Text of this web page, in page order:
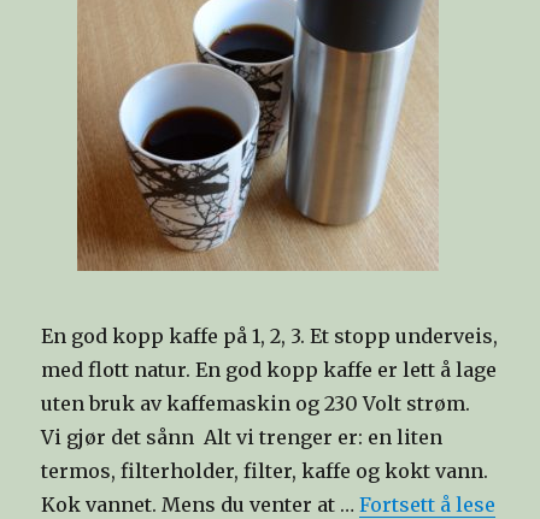
En god kopp kaffe på 1, 2, 3. Et stopp underveis,
med flott natur. En god kopp kaffe er lett å lage
uten bruk av kaffemaskin og 230 Volt strøm.
Vi gjør det sånn Alt vi trenger er: en liten
termos, filterholder, filter, kaffe og kokt vann.
Kok vannet. Mens du venter at …Fortsett å lese